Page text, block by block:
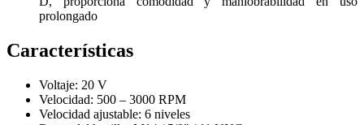
prolongado
Características
Voltaje: 20 V
Velocidad: 500 – 3000 RPM
Velocidad ajustable: 6 niveles